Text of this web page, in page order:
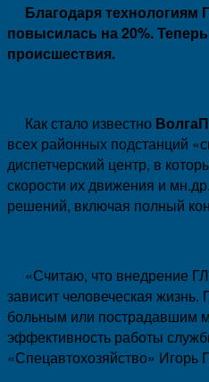
Благодаря
повысилась на 20%.
происшествия.
Как стало известно
всех районных подстанций
диспетчерский центр, в
скорости их движения и
решений, включая полный
«Считаю, что внедрение
зависит человеческая
больным или пострадавшим
эффективность работы
«Спецавтохозяйство» Игорь